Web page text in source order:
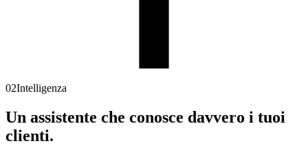
02Intelligenza
Un assistente che conosce davvero i tuoi
clienti.